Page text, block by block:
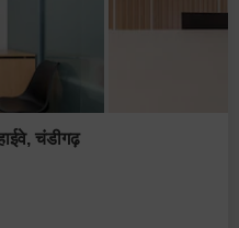
चंडीगढ़